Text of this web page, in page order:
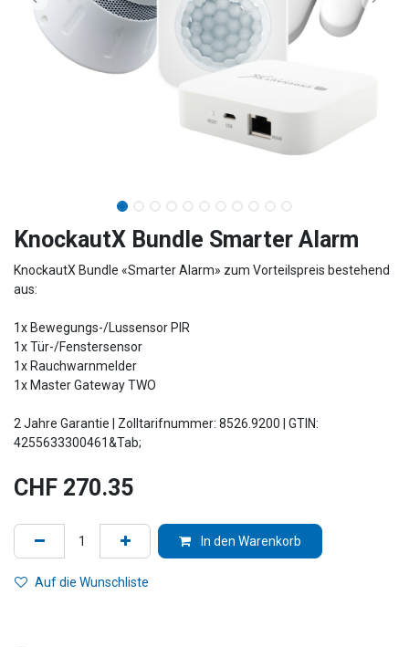
KnockautX Bundle Smarter Alarm
KnockautX Bundle «Smarter Alarm» zum Vorteilspreis bestehend
aus:
1x Bewegungs-/Lussensor PIR
1x Tür-/Fenstersensor
1x Rauchwarnmelder
1x Master Gateway TWO
2 Jahre Garantie | Zolltarifnummer: 8526.9200 | GTIN:
4255633300461&Tab;
CHF 270.35
In den Warenkorb
Auf die Wunschliste